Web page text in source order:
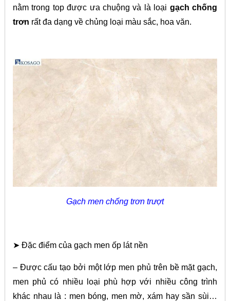
nằm trong top được ưa chuộng và là loại gạch chống
trơn rất đa dạng về chủng loại màu sắc, hoa văn.
Gạch men chống trơn trượt
➤ Đặc điểm của gạch men ốp lát nền
– Được cấu tạo bởi một lớp men phủ trên bề mặt gạch,
men phủ có nhiều loại phù hợp với nhiều công trình
khác nhau là : men bóng, men mờ, xám hay sần sùi…